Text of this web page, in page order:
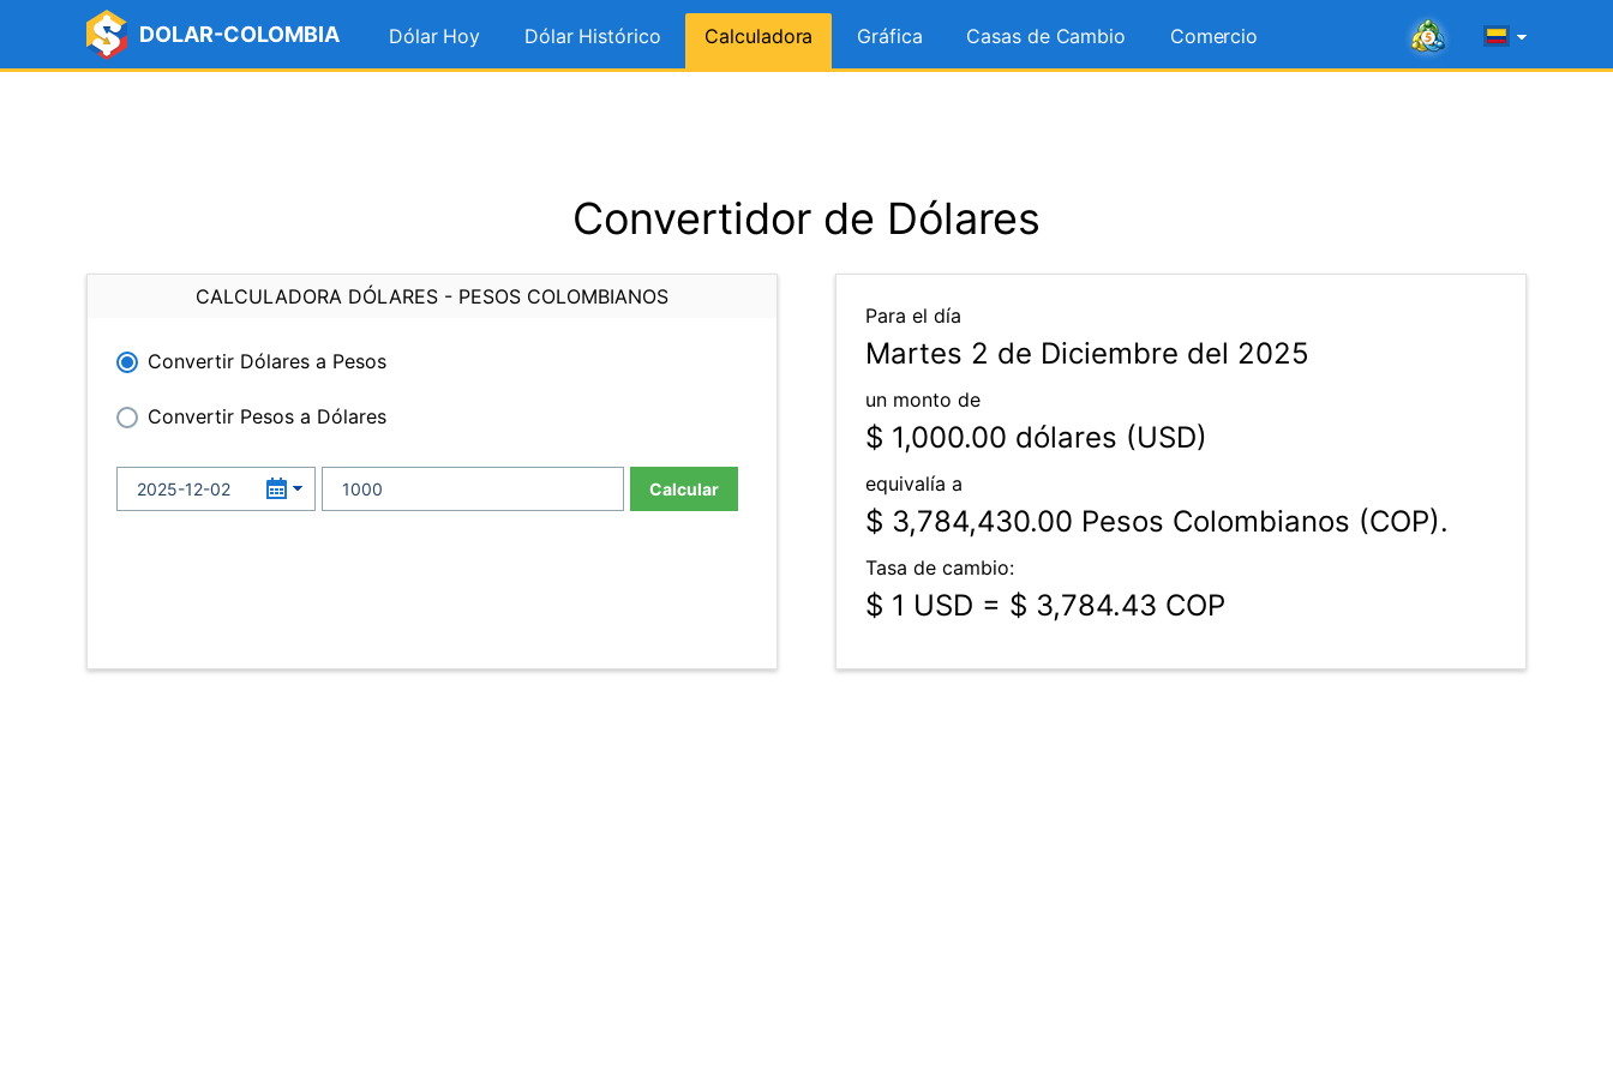
DOLAR-COLOMBIA Dólar Hoy Dólar Histórico Calculadora Gráfica Casas de Cambio Comercio
Convertidor de Dólares
CALCULADORA DÓLARES - PESOS COLOMBIANOS
Convertir Dólares a Pesos
Convertir Pesos a Dólares
Calcular
Para el día
Martes 2 de Diciembre del 2025
un monto de
$ 1,000.00 dólares (USD)
equivalía a
$ 3,784,430.00 Pesos Colombianos (COP).
Tasa de cambio:
$ 1 USD = $ 3,784.43 COP